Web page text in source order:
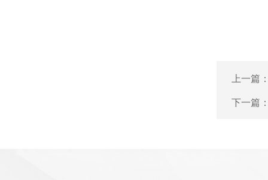
上一篇
下一篇